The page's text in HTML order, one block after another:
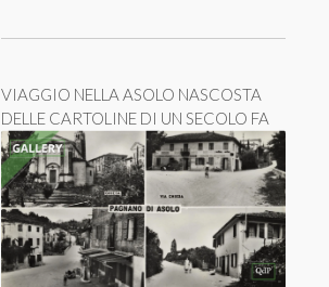
VIAGGIO NELLA ASOLO NASCOSTA
DELLE CARTOLINE DI UN SECOLO FA